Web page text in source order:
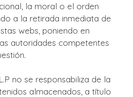
la moral o el orden
a la retirada inmediata de
webs, poniendo en
autoridades competentes
no se responsabiliza de la
almacenados, a título